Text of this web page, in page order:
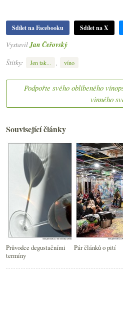
Sdílet na Facebooku Sdílet na X
Vystavil Jan Čeřovský
Štítky:
Jen tak... , víno
Podpořte svého oblíbeného
vinného
Související články
Průvodce degustačními
termíny
Pár článků o pití